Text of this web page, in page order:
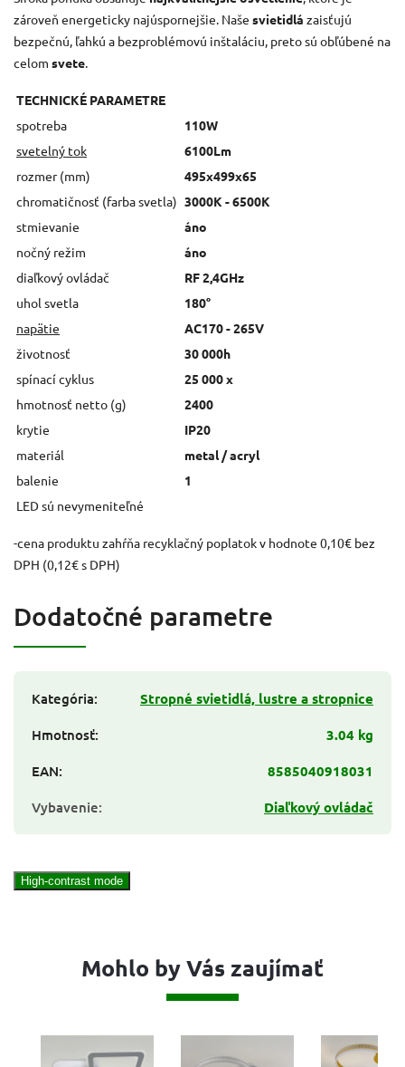
zároveň energeticky najúspornejšie. Naše svietidlá zaisťujú
bezpečnú, ľahkú a bezproblémovú inštaláciu, preto sú obľúbené na
celom svete
TECHNICKÉ PARAMETRE
spotreba
110W
svetelný tok
6100Lm
rozmer (mm)
495x499x65
chromatičnosť (farba svetla) 3000K - 6500K
stmievanie
áno
nočný režim
áno
diaľkový ovládač
RF 2,4GHz
uhol svetla
180°
napätie
AC170 - 265V
životnosť
30 000h
spínací cyklus
25 000 x
hmotnosť netto (g)
2400
krytie
IP20
materiál
metal / acryl
balenie
1
LED sú nevymeniteľné
-cena produktu zahŕňa recyklačný poplatok v hodnote 0,10€ bez
DPH (0,12€ s DPH)
Dodatočné parametre
Kategória:
Stropné svietidlá, lustre a stropnice
Hmotnosť:
3.04 kg
EAN:
8585040918031
Vybavenie: Diaľkový ovládač
High-contrast mode
Mohlo by Vás zaujímať